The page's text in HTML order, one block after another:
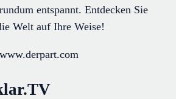
entspannt. Entdecken Sie
Welt auf Ihre Weise!